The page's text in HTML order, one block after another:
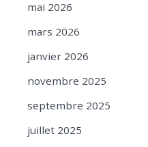
mai 2026
mars 2026
janvier 2026
novembre 2025
septembre 2025
juillet 2025